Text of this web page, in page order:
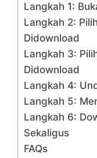
Langkah 1:
Langkah 2:
Didownload
Langkah 3:
Didownload
Langkah 4:
Langkah 5:
Langkah 6:
Sekaligus
FAQs